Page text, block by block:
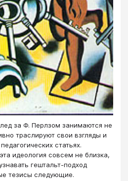
за Ф. Перлзом занимаются не
траслируют свои взгляды и
статьях.
идеология совсем не близка,
гештальт-подход
тезисы следующие.